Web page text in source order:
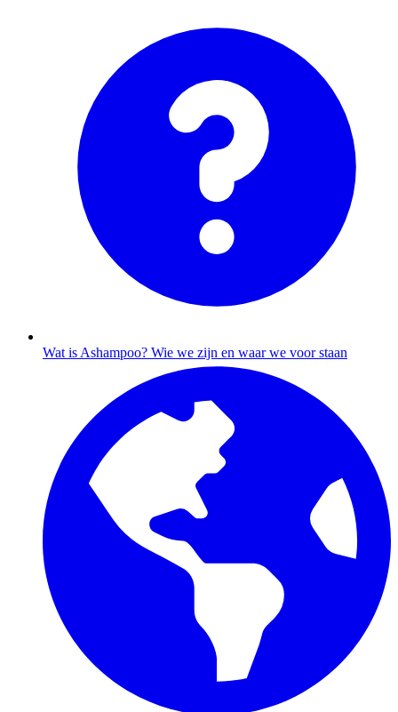
Wat is Ashampoo? Wie we zijn en waar we voor staan